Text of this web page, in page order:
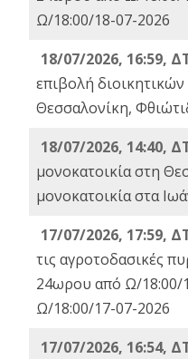
Ω/18:00/18-07-2026
18/07/2026, 16:59,
επιβολή
Θεσσαλονίκη,
18/07/2026, 14:40,
μονοκατοικία στη
μονοκατοικία στα
17/07/2026, 17:59,
τις αγροτοδασικές
24ωρου από Ω/18:00/
Ω/18:00/17-07-2026
17/07/2026, 16:54,